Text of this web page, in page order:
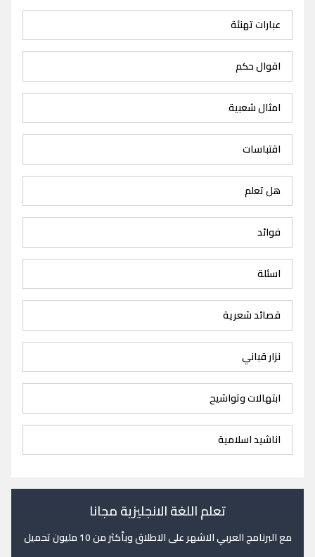
عبارات تهنئة
اقوال حكم
امثال شعبية
اقتباسات
هل تعلم
فوائد
اسئلة
قصائد شعرية
نزار قباني
ابتهالات وتواشيح
اناشيد اسلامية
تعلم اللغة الانجليزية مجانا
مع البرنامج العربي الاشهر على الاطلاق وبأكثر من 10 مليون تحميل